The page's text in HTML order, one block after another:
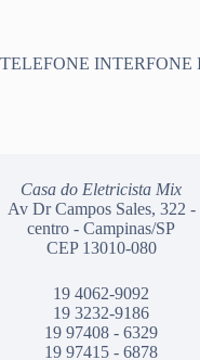
TELEFONE INTERFONE
Casa do Eletricista Mix
Av Dr Campos Sales, 322 -
centro - Campinas/SP
CEP 13010-080
19 4062-9092
19 3232-9186
19 97408 - 6329
19 97415 - 6878